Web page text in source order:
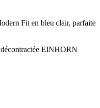
Fit en bleu clair, parfaite
EINHORN